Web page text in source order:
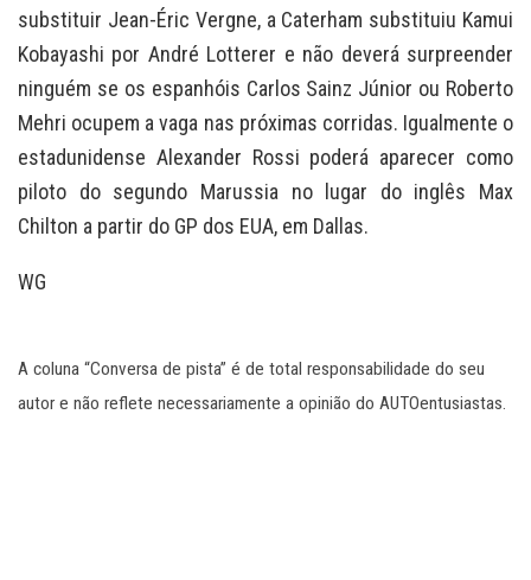
substituir Jean-Éric Vergne, a Caterham substituiu Kamui
Kobayashi por André Lotterer e não deverá surpreender
ninguém se os espanhóis Carlos Sainz Júnior ou Roberto
Mehri ocupem a vaga nas próximas corridas. Igualmente o
estadunidense Alexander Rossi poderá aparecer como
piloto do segundo Marussia no lugar do inglês Max
Chilton a partir do GP dos EUA, em Dallas.
WG
A coluna “Conversa de pista” é de total responsabilidade do seu
autor e não reflete necessariamente a opinião do AUTOentusiastas.